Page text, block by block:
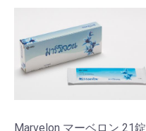
Marvelon マーベロン 21錠